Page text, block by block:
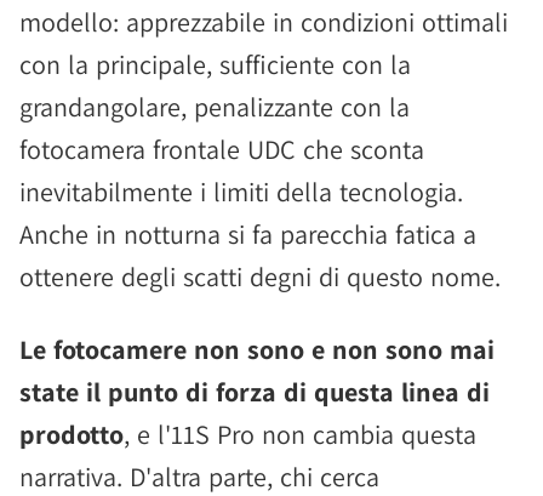
modello: apprezzabile in condizioni ottimali
con la principale, sufficiente con la
grandangolare, penalizzante con la
fotocamera frontale UDC che sconta
inevitabilmente i limiti della tecnologia.
Anche in notturna si fa parecchia fatica a
ottenere degli scatti degni di questo nome.
Le fotocamere non sono e non sono mai
state il punto di forza di questa linea di
prodotto, e l'11S Pro non cambia questa
narrativa. D'altra parte, chi cerca